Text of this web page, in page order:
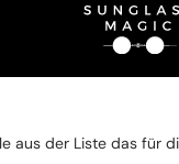
aus der Liste das für